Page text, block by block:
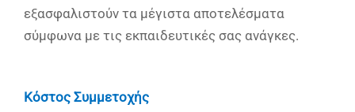
εξασφαλιστούν τα μέγιστα αποτελέσματα
σύμφωνα με τις εκπαιδευτικές σας ανάγκες.
Κόστος Συμμετοχής